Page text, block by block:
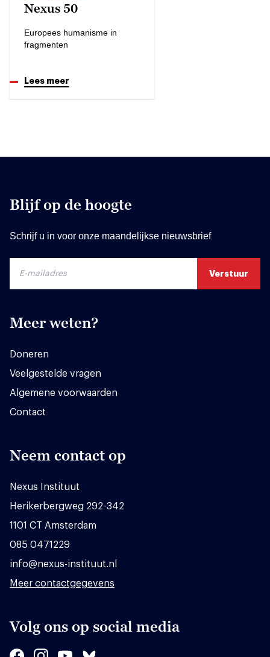
Nexus 50
Europees humanisme in
fragmenten
Lees meer
Blijf op de hoogte
Schrijf u in voor onze maandelijkse nieuwsbrief
Meer weten?
Doneren
Veelgestelde vragen
Algemene voorwaarden
Contact
Neem contact op
Nexus Instituut
Herikerbergweg 292-342
1101 CT Amsterdam
085 0471229
info@nexus-instituut.nl
Meer contactgegevens
Volg ons op social media